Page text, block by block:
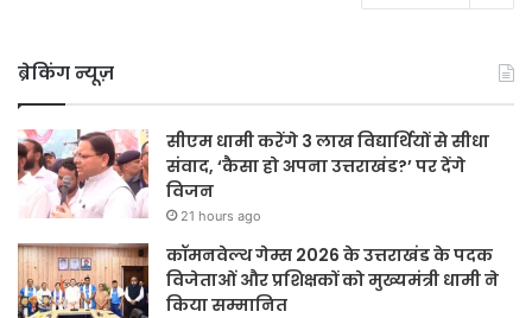
ब्रेकिंग न्यूज़
सीएम धामी करेंगे 3 लाख विद्यार्थियों से सीधा
संवाद, ‘कैसा हो अपना उत्तराखंड?’ पर देंगे
विजन
21 hours ago
कॉमनवेल्थ गेम्स 2026 के उत्तराखंड के पदक
विजेताओं और प्रशिक्षकों को मुख्यमंत्री धामी ने
किया सम्मानित